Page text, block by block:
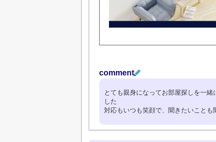
comment
とても親身になってお部屋探しを一
した
対応もいつも笑顔で、聞きたいこと